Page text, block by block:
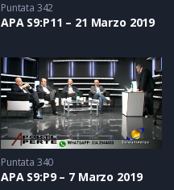
Puntata 342
APA S9:P11 – 21 Marzo 2019
Puntata 340
APA S9:P9 – 7 Marzo 2019